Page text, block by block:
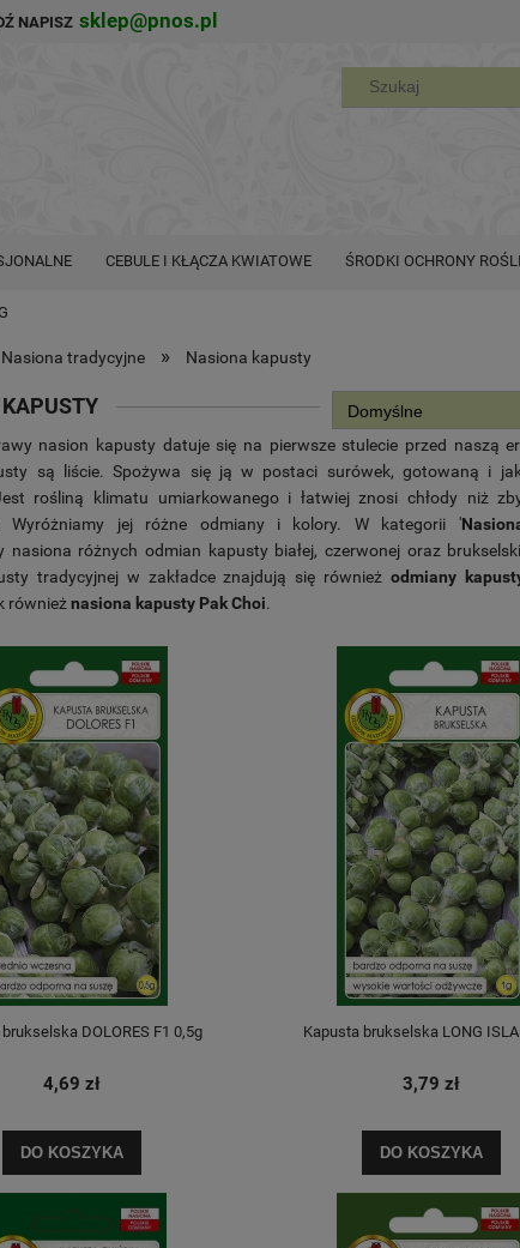
NAPISZ sklep@pnos.pl
CEBULE I KŁĄCZA KWIATOWE ŚRODKI OCHRONY
Nasiona tradycyjne » Nasiona kapusty
nasion kapusty datuje się na pierwsze stulecie przed naszą
są liście. Spożywa się ją w postaci surówek, gotowaną i
rośliną klimatu umiarkowanego i łatwiej znosi chłody niż
Wyróżniamy jej różne odmiany i kolory. W kategorii '
nasiona różnych odmian kapusty białej, czerwonej oraz
tradycyjnej w zakładce znajdują się równieżodmiany
równieżnasiona kapusty Pak Choi.
DOLORES F1 0,5g
4,69 zł
DO KOSZYKA
Kapusta brukselska LONG
3,79 zł
DO KOSZYKA